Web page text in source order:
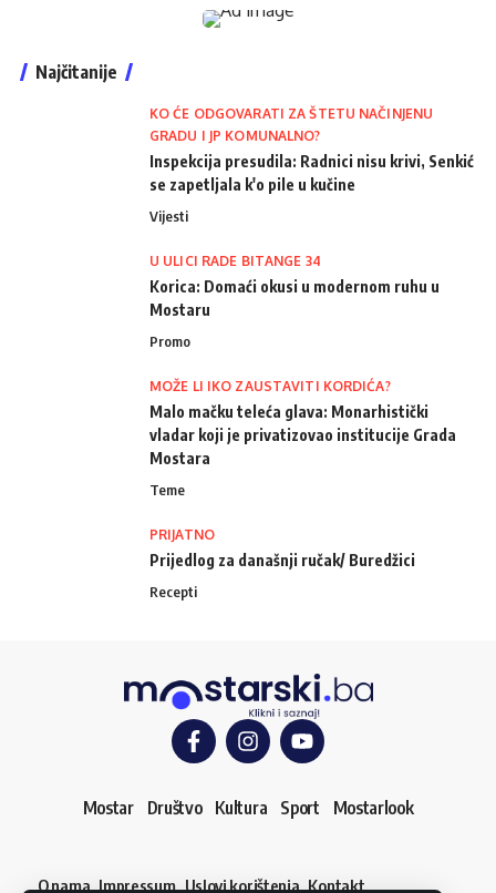
Najčitanije
KO ĆE ODGOVARATI ZA ŠTETU NAČINJENU
GRADU I JP KOMUNALNO?
Inspekcija presudila: Radnici nisu krivi, Senkić
se zapetljala k'o pile u kučine
Vijesti
U ULICI RADE BITANGE 34
Korica: Domaći okusi u modernom ruhu u
Mostaru
Promo
MOŽE LI IKO ZAUSTAVITI KORDIĆA?
Malo mačku teleća glava: Monarhistički
vladar koji je privatizovao institucije Grada
Mostara
Teme
PRIJATNO
Prijedlog za današnji ručak/ Buredžici
Recepti
Mostar Društvo Kultura Sport Mostarlook
O nama Impressum Uslovi korištenja Kontakt